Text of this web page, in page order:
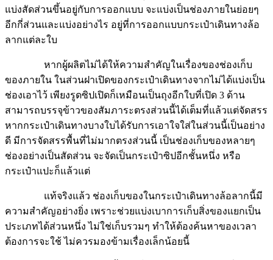
แบ่งสัดส่วนขึ้นอยู่กับการออกแบบ จะแบ่งเป็นช่องภายในย่อยๆ
อีกกี่ส่วนและแบ่งอย่างไร อยู่ที่การออกแบบกระเป๋าเดินทางล้อ
ลากแต่ละใบ
หากผู้ผลิตไม่ได้ให้ความสำคัญในเรื่องของช่องเก็บ
ของภายใน ในส่วนฝาเปิดของกระเป๋าเดินทางจากไม่ได้แบ่งเป็น
ช่องเอาไว้ เพียงรูดซิปเปิดก็เหมือนเป็นถุงอีกใบที่เปิด 3 ด้าน
สามารถบรรจุข้าวของสัมภาระตรงส่วนนี้ได้เต็มที่แล้วแต่จัดสรร
หากกระเป๋าเดินทางบางใบได้รับการเอาใจใส่ในส่วนนี้เป็นอย่าง
ดี มีการจัดสรรพื้นที่ไม่มากตรงส่วนนี้ เป็นช่องเก็บของหลายๆ
ช่องอย่างเป็นสัดส่วน จะจัดเป็นกระเป๋าซิปอีกชั้นหนึ่ง หรือ
กระเป๋าแปะก็แล้วแต่
แท้จริงแล้ว ช่องเก็บของในกระเป๋าเดินทางล้อลากนี้มี
ความสำคัญอย่างยิ่ง เพราะช่วยแบ่งเบาการเก็บสิ่งของแยกเป็น
ประเภทได้ส่วนหนึ่ง ไม่ใช่เก็บรวมๆ ทำให้ต้องค้นหาของเวลา
ต้องการจะใช้ ไม่ควรมองข้ามเรื่องเล็กน้อยนี้